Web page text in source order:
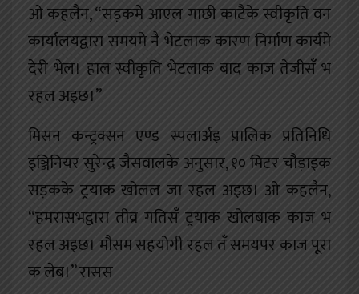
ओ कहलैन, “सड़कमे आएल गाछी काटैके स्वीकृति वन
कार्यालयद्वारा समयमे नै भेटलाक कारण निर्माण कार्यमे
देरी भेल। हाल स्वीकृति भेटलाक बाद काज तेजीसँ भ
रहल अइछ।”
मिसन कन्ट्रक्सन एण्ड स्पलार्अइ प्रालिक प्रतिनिधि
इञ्जिनियर सुरेन्द्र जैसवालके अनुसार, १० मिटर चौड़ाइक
सड़कके ट्रयाक खोलल जा रहल अइछ। ओ कहलैन,
“हमरासभद्वारा तीव्र गतिसँ ट्रयाक खोलबाक काज भ
रहल अइछ। मौसम सहयोगी रहल तँ समयपर काज पूरा
क लेब।” रासस